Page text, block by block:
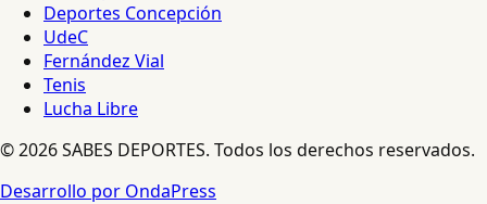
Deportes Concepción
UdeC
Fernández Vial
Tenis
Lucha Libre
© 2026 SABES DEPORTES. Todos los derechos reservados.
Desarrollo por OndaPress